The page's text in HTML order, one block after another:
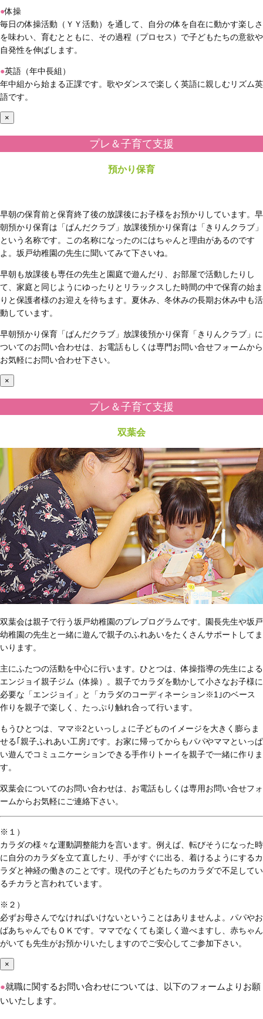
●体操
毎日の体操活動（ＹＹ活動）を通して、自分の体を自在に動かす楽しさ
を味わい、育むとともに、その過程（プロセス）で子どもたちの意欲や
自発性を伸ばします。
●英語（年中長組）
年中組から始まる正課です。歌やダンスで楽しく英語に親しむリズム英
語です。
×
プレ＆子育て支援
預かり保育
早朝の保育前と保育終了後の放課後にお子様をお預かりしています。早
朝預かり保育は「ぱんだクラブ」放課後預かり保育は「きりんクラブ」
という名称です。この名称になったのにはちゃんと理由があるのです
よ。坂戸幼稚園の先生に聞いてみて下さいね。
早朝も放課後も専任の先生と園庭で遊んだり、お部屋で活動したりし
て、家庭と同じようにゆったりとリラックスした時間の中で保育の始ま
りと保護者様のお迎えを待ちます。夏休み、冬休みの長期お休み中も活
動しています。
早朝預かり保育「ぱんだクラブ」放課後預かり保育「きりんクラブ」に
ついてのお問い合わせは、お電話もしくは専門お問い合せフォームから
お気軽にお問い合わせ下さい。
×
プレ＆子育て支援
双葉会
双葉会は親子で行う坂戸幼稚園のプレプログラムです。園長先生や坂戸
幼稚園の先生と一緒に遊んで親子のふれあいをたくさんサポートしてま
いります。
主にふたつの活動を中心に行います。ひとつは、体操指導の先生による
エンジョイ親子ジム（体操）。親子でカラダを動かして小さなお子様に
必要な「エンジョイ」と「カラダのコーディネーション※1 ｣のベース
作りを親子で楽しく、たっぷり触れ合って行います。
もうひとつは、ママ※2といっしょに子どものイメージを大きく膨らま
せる｢親子ふれあい工房｣です。お家に帰ってからもパパやママといっぱ
い遊んでコミュニケーションできる手作りトーイを親子で一緒に作りま
す。
双葉会についてのお問い合わせは、お電話もしくは専用お問い合せフォ
ームからお気軽にご連絡下さい。
※１）
カラダの様々な運動調整能力を言います。例えば、転びそうになった時
に自分のカラダを立て直したり、手がすぐに出る、着けるようにするカ
ラダと神経の働きのことです。現代の子どもたちのカラダで不足してい
るチカラと言われています。
※２）
必ずお母さんでなければいけないということはありませんよ。パパやお
ばあちゃんでもＯＫです。ママでなくても楽しく遊べますし、赤ちゃん
がいても先生がお預かりいたしますのでご安心してご参加下さい。
×
●就職に関するお問い合わせについては、以下のフォームよりお願
いいたします。